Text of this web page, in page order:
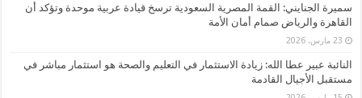
سميرة الجنايني: القمة المصرية السعودية ترسخ قيادة عربية موحدة وتؤكد أن
القاهرة والرياض صمام أمان الأمة
23 مارس، 2026
النائبة عبير عطا الله: زيادة الاستثمار في التعليم والصحة هو استثمار مباشر في
مستقبل الأجيال القادمة